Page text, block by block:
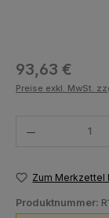
Regulärer Preis:
93,63 €
Preise exkl. MwSt.
Zum Merkzettel
Produktnummer: